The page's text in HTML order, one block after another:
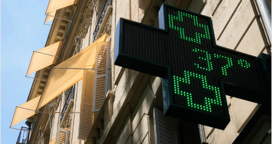
a
n
e
m
i
l